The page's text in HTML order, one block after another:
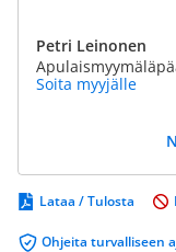
Petri Leinonen
Soita myyjälle
Lataa / Tulosta
Ohjeita turvalliseen